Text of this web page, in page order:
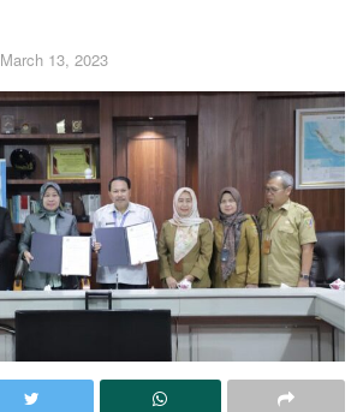
March 13, 2023